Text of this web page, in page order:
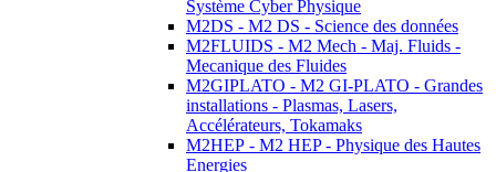
Système Cyber Physique
M2DS - M2 DS - Science des données
M2FLUIDS - M2 Mech - Maj. Fluids -
Mecanique des Fluides
M2GIPLATO - M2 GI-PLATO - Grandes
installations - Plasmas, Lasers,
Accélérateurs, Tokamaks
M2HEP - M2 HEP - Physique des Hautes
Energies